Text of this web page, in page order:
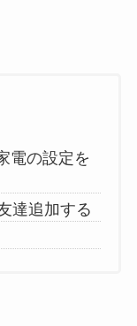
電の設定を
達追加する